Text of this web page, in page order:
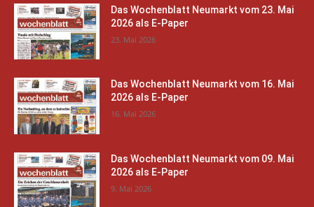
Das Wochenblatt Neumarkt vom 23. Mai
2026 als E-Paper
23. Mai 2026
Das Wochenblatt Neumarkt vom 16. Mai
2026 als E-Paper
16. Mai 2026
Das Wochenblatt Neumarkt vom 09. Mai
2026 als E-Paper
9. Mai 2026